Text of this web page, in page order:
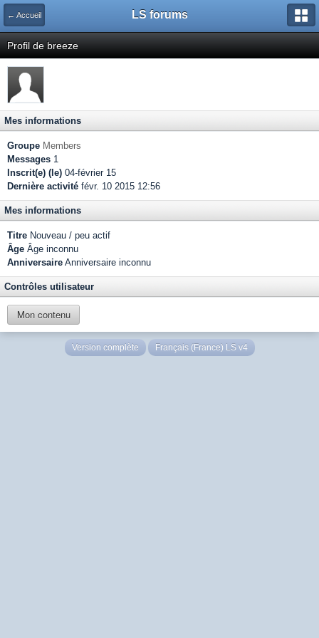
← Accueil LS forums
Profil de breeze
Mes informations
Groupe Members
Messages 1
Inscrit(e) (le) 04-février 15
Dernière activité févr. 10 2015 12:56
Mes informations
Titre Nouveau / peu actif
Âge Âge inconnu
Anniversaire Anniversaire inconnu
Contrôles utilisateur
Mon contenu
Version complète Français (France) LS v4